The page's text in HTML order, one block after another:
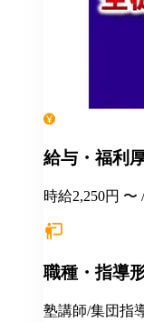
給与・福利
時給2,250円 〜 / 時給2250円〜 + 交通費支給 ◆昇給あ
生以下は別時給) ≪手当支給あり≫ ◆授業外手当(当
加御礼として
職種・指導
塾講師/集団指